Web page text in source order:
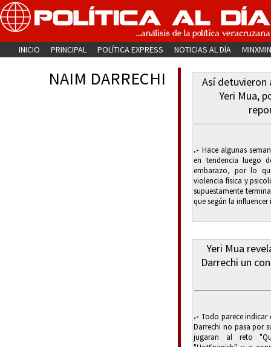
INICIO PRINCIPAL POLÍTICA EXPRESS NOTICIAS AL DÍA
NAIM DARRECHI
Así detuvieron
Yeri Mua,
.- Hace algunas
en tendencia luego
embarazo, por lo
violencia física y
supuestamente
que según la
Yeri Mua
Darrechi un
.- Todo parece indicar
Darrechi no pasa por
jugaran al reto